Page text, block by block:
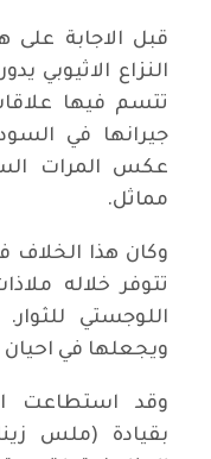
قبل الاجابة على
النزاع الاثيوبي
تتسم فيها
جيرانها في
عكس المرات
مماثل.
وكان هذا الخلاف
تتوفر خلاله
اللوجستي
ويجعلها في احيان
وقد استطاعت
بقيادة (ملس